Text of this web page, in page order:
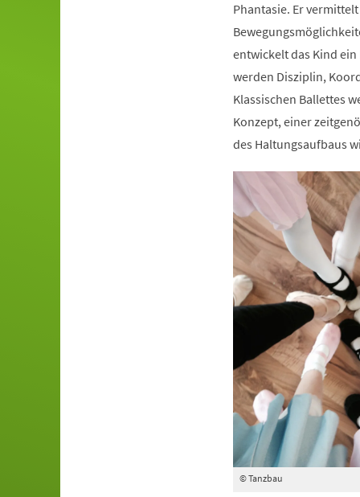
Phantasie. Er
entwickelt das Kind
werden Disziplin,
Klassischen Ballettes
Konzept, einer
des Haltungsaufbaus
© Tanzbau